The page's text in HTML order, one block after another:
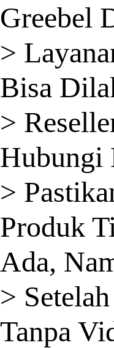
Greebel
>
Bisa
>
Hubungi
>
Produk
Ada,
>
Tanpa